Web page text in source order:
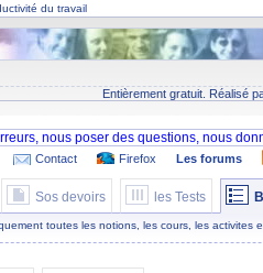
du travail
Entièrement gratuit. Réalisé
Contact Firefox Les forums
Sos devoirs les Tests
toutes les notions, les cours, les activites